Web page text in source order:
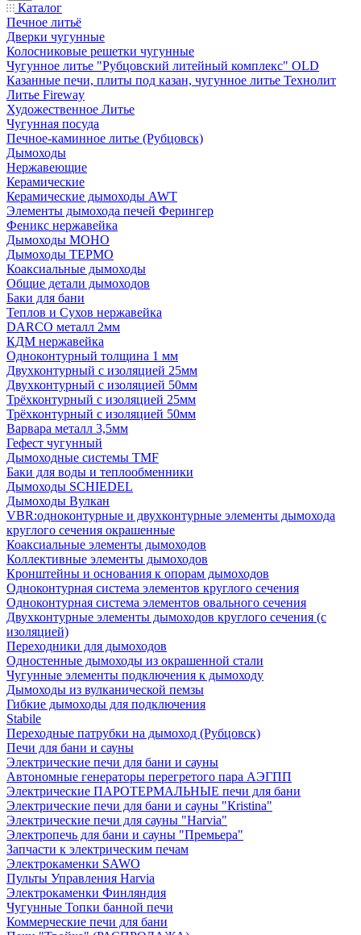
Каталог
Печное литьё
Дверки чугунные
Колосниковые решетки чугунные
Чугунное литье "Рубцовский литейный комплекс" OLD
Казанные печи, плиты под казан, чугунное литье Технолит
Литье Fireway
Художественное Литье
Чугунная посуда
Печное-каминное литье (Рубцовск)
Дымоходы
Нержавеющие
Керамические
Керамические дымоходы AWT
Элементы дымохода печей Ферингер
Феникс нержавейка
Дымоходы МОНО
Дымоходы ТЕРМО
Коаксиальные дымоходы
Общие детали дымоходов
Баки для бани
Теплов и Сухов нержавейка
DARCO металл 2мм
КДМ нержавейка
Одноконтурный толщина 1 мм
Двухконтурный с изоляцией 25мм
Двухконтурный с изоляцией 50мм
Трёхконтурный с изоляцией 25мм
Трёхконтурный с изоляцией 50мм
Варвара металл 3,5мм
Гефест чугунный
Дымоходные системы TMF
Баки для воды и теплообменники
Дымоходы SCHIEDEL
Дымоходы Вулкан
VBR:одноконтурные и двухконтурные элементы дымохода
круглого сечения окрашенные
Коаксиальные элементы дымоходов
Коллективные элементы дымоходов
Кронштейны и основания к опорам дымоходов
Одноконтурная система элементов круглого сечения
Одноконтурная система элементов овального сечения
Двухконтурные элементы дымоходов круглого сечения (с
изоляцией)
Переходники для дымоходов
Одностенные дымоходы из окрашенной стали
Чугунные элементы подключения к дымоходу
Дымоходы из вулканической пемзы
Гибкие дымоходы для подключения
Stabile
Переходные патрубки на дымоход (Рубцовск)
Печи для бани и сауны
Электрические печи для бани и сауны
Автономные генераторы перегретого пара АЭГПП
Электрические ПАРОТЕРМАЛЬНЫЕ печи для бани
Электрические печи для бани и сауны "Кristina"
Электрические печи для сауны "Harvia"
Электропечь для бани и сауны "Премьера"
Запчасти к электрическим печам
Электрокаменки SAWO
Пульты Управления Harvia
Электрокаменки Финляндия
Чугунные Топки банной печи
Коммерческие печи для бани